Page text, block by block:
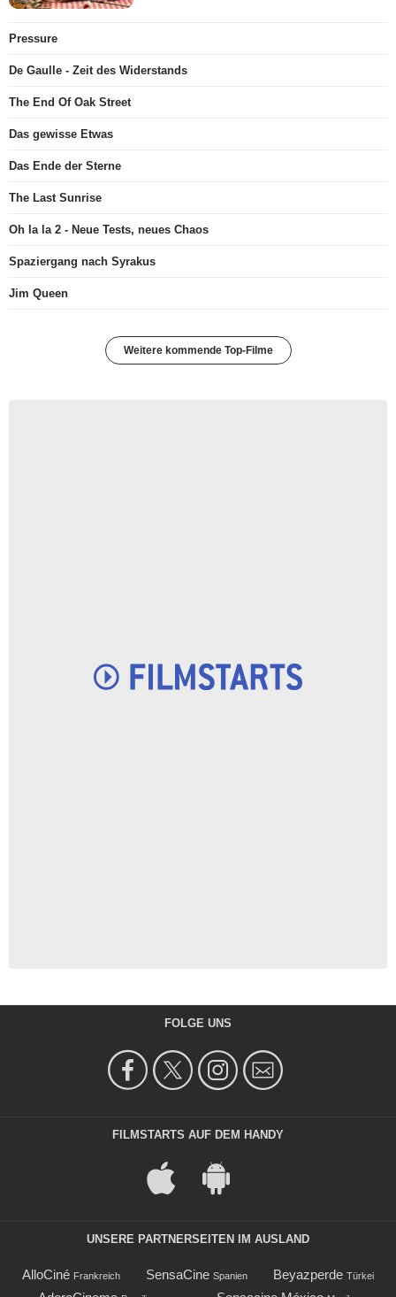
Pressure
De Gaulle - Zeit des Widerstands
The End Of Oak Street
Das gewisse Etwas
Das Ende der Sterne
The Last Sunrise
Oh la la 2 - Neue Tests, neues Chaos
Spaziergang nach Syrakus
Jim Queen
Weitere kommende Top-Filme
FOLGE UNS
FILMSTARTS AUF DEM HANDY
UNSERE PARTNERSEITEN IM AUSLAND
AlloCiné Frankreich SensaCine Spanien Beyazperde Türkei